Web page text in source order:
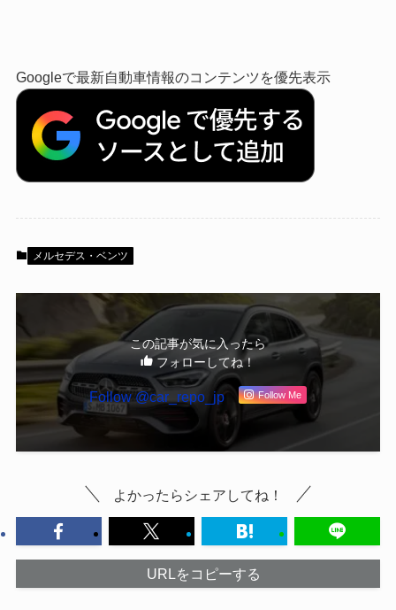
Googleで最新自動車情報のコンテンツを優先表示
メルセデス・ベンツ
この記事が気に入ったら
フォローしてね！
Follow @car_repo_jp Follow Me
よかったらシェアしてね！
URLをコピーする